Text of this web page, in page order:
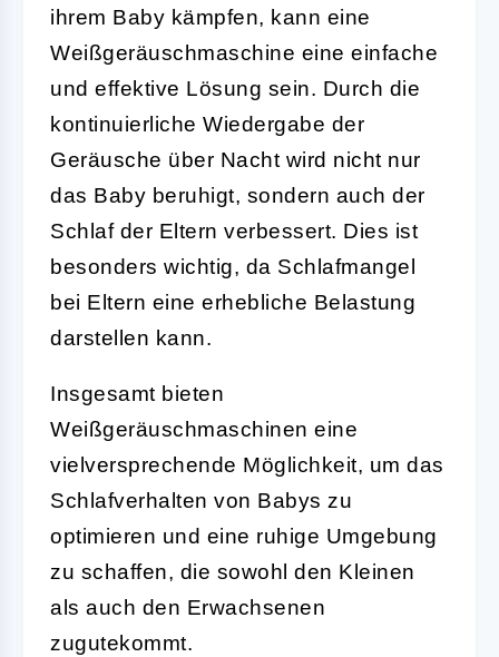
ihrem Baby kämpfen, kann eine
Weißgeräuschmaschine eine einfache
und effektive Lösung sein. Durch die
kontinuierliche Wiedergabe der
Geräusche über Nacht wird nicht nur
das Baby beruhigt, sondern auch der
Schlaf der Eltern verbessert. Dies ist
besonders wichtig, da Schlafmangel
bei Eltern eine erhebliche Belastung
darstellen kann.
Insgesamt bieten
Weißgeräuschmaschinen eine
vielversprechende Möglichkeit, um das
Schlafverhalten von Babys zu
optimieren und eine ruhige Umgebung
zu schaffen, die sowohl den Kleinen
als auch den Erwachsenen
zugutekommt.